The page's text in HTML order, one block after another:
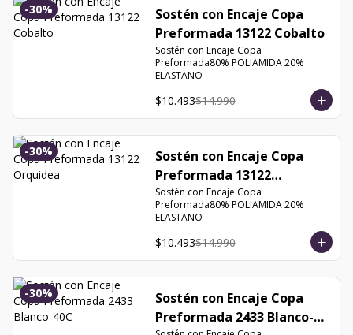
-30%
Sostén con Encaje Copa
Preformada 13122 Cobalto
Sostén con Encaje Copa
Preformada80% POLIAMIDA 20%
ELASTANO
$10.493$14.990
-30%
Sostén con Encaje Copa
Preformada 13122
Orquidea
Sostén con Encaje Copa
Preformada80% POLIAMIDA 20%
ELASTANO
$10.493$14.990
-30%
Sostén con Encaje Copa
Preformada 2433 Blanco-